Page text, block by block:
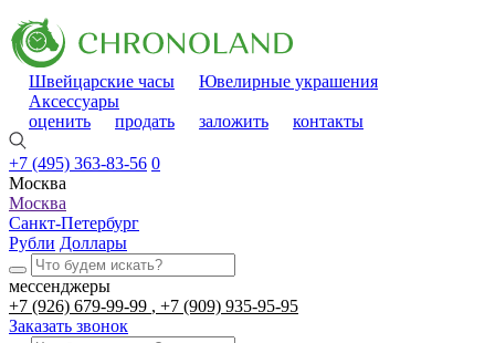
Швейцарские часы
Ювелирные украшения
Аксессуары
оценить
продать заложить контакты
+7 (495) 363-83-56 0
Москва
Москва
Санкт-Петербург
Рубли Доллары
мессенджеры
+7 (926) 679-99-99
+7 (909) 935-95-95
Заказать звонок